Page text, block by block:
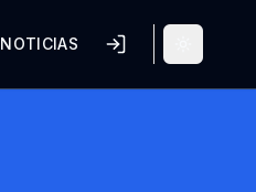
NOTICIAS